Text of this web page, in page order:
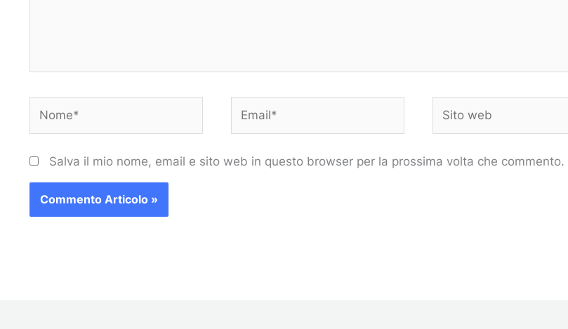
web
Salva il mio nome, email e sito web in questo browser per la prossima volta che commento.